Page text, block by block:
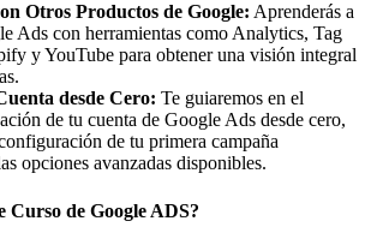
Otros Productos de Google: Aprenderás a
Ads con herramientas como Analytics, Tag
y YouTube para obtener una visión integral
desde Cero: Te guiaremos en el
de tu cuenta de Google Ads desde cero,
de tu primera campaña
opciones avanzadas disponibles.
Curso de Google ADS?